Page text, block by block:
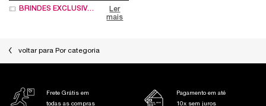
BRINDES EXCLUSIVOS
Ler
mais
voltar para Por categoria
Frete Grátis em
todas as compras
Pagamento em até
10x sem juros